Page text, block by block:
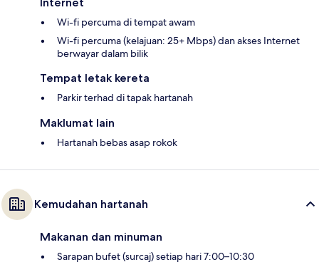
Wi-fi percuma di tempat awam
Wi-fi percuma (kelajuan: 25+ Mbps) dan akses Internet
berwayar dalam bilik
Tempat letak kereta
Parkir terhad di tapak hartanah
Maklumat lain
Hartanah bebas asap rokok
Kemudahan hartanah
Makanan dan minuman
Sarapan bufet (surcaj) setiap hari 7:00–10:30